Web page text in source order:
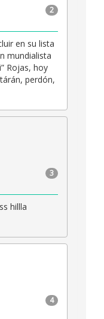
2
en su lista
mundialista
Rojas, hoy
perdón,
3
hillla
4